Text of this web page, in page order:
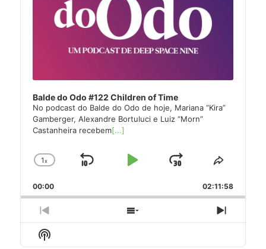
Balde do Odo #122 Children of Time
No podcast do Balde do Odo de hoje, Mariana “Kira”
Gamberger, Alexandre Bortuluci e Luiz “Morn”
Castanheira recebem[...]
Change
Rate
1x
Skip
Play
Jump
Forward
Share
Episode
00:00 02:11:58
Previous
Episode
Show
Next
Show
Podcast